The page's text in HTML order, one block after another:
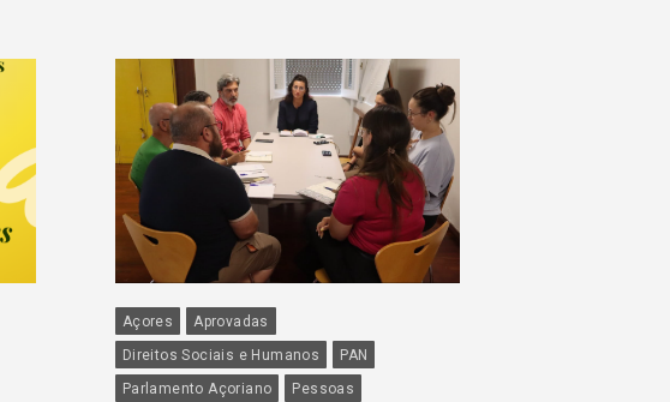
Açores
Aprovadas
Direitos Sociais e Humanos
PAN
Parlamento Açoriano
Pessoas